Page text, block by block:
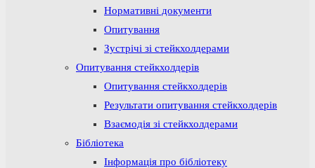
Нормативні документи
Опитування
Зустрічі зі стейкхолдерами
Опитування стейкхолдерів
Опитування стейкхолдерів
Результати опитування стейкхолдерів
Взаємодія зі стейкхолдерами
Бібліотека
Інформація про бібліотеку